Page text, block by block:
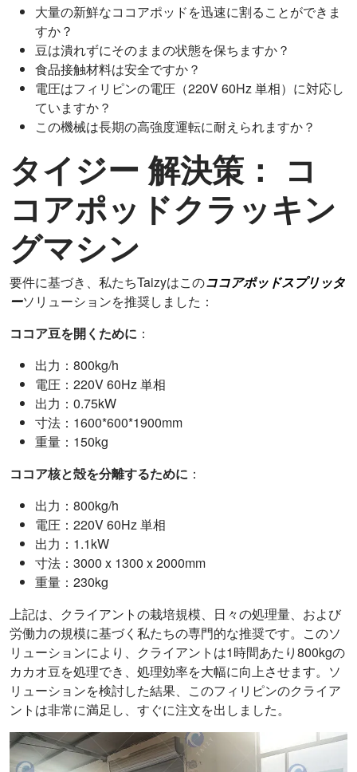
大量の新鮮なココアポッドを迅速に割ることができま
すか？
豆は潰れずにそのままの状態を保ちますか？
食品接触材料は安全ですか？
電圧はフィリピンの電圧（220V 60Hz 単相）に対応し
ていますか？
この機械は長期の高強度運転に耐えられますか？
タイジー解決策： コ
コアポッドクラッキン
グマシン
要件に基づき、私たちTaizyはこのココアポッドスプリッタ
ーソリューションを推奨しました：
ココア豆を開くために ：
出力：800kg/h
電圧：220V 60Hz 単相
出力：0.75kW
寸法：1600*600*1900mm
重量：150kg
ココア核と殻を分離するために ：
出力：800kg/h
電圧：220V 60Hz 単相
出力：1.1kW
寸法：3000 x 1300 x 2000mm
重量：230kg
上記は、クライアントの栽培規模、日々の処理量、および
労働力の規模に基づく私たちの専門的な推奨です。このソ
リューションにより、クライアントは1時間あたり800kgの
カカオ豆を処理でき、処理効率を大幅に向上させます。ソ
リューションを検討した結果、このフィリピンのクライア
ントは非常に満足し、すぐに注文を出しました。